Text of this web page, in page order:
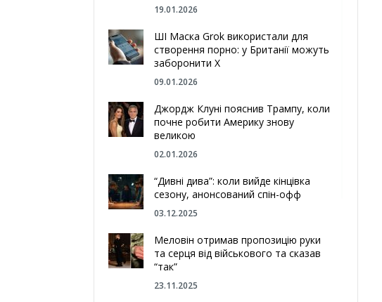
19.01.2026
ШІ Маска Grok використали для
створення порно: у Британії можуть
заборонити Х
09.01.2026
Джордж Клуні пояснив Трампу, коли
почне робити Америку знову
великою
02.01.2026
“Дивні дива”: коли вийде кінцівка
сезону, анонсований спін-офф
03.12.2025
Меловін отримав пропозицію руки
та серця від військового та сказав
“так”
23.11.2025